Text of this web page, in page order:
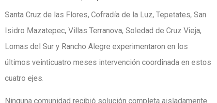
Santa Cruz de las Flores, Cofradía de la Luz, Tepetates, San
Isidro Mazatepec, Villas Terranova, Soledad de Cruz Vieja,
Lomas del Sur y Rancho Alegre experimentaron en los
últimos veinticuatro meses intervención coordinada en estos
cuatro ejes.
Ninguna comunidad recibió solución completa aisladamente.